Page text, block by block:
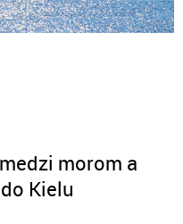
morom a
Kielu